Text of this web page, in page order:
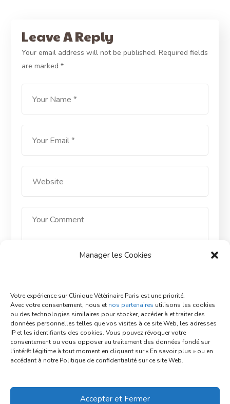
Manager les Cookies
Votre expérience sur Clinique Vétérinaire Paris est une priorité.
Avec votre consentement, nous et nos partenaires utilisons les cookies
ou des technologies similaires pour stocker, accéder à et traiter des
données personnelles telles que vos visites à ce site Web, les adresses
IP et les identifiants des cookies. Vous pouvez révoquer votre
consentement ou vous opposer au traitement des données fondé sur
l'intérêt légitime à tout moment en cliquant sur « En savoir plus » ou en
accédant à notre Politique de confidentialité sur ce site Web.
Accepter et Fermer
Leave A Reply
Your email address will not be published. Required fields
are marked*
for the next time I comment.
POST COMMENT